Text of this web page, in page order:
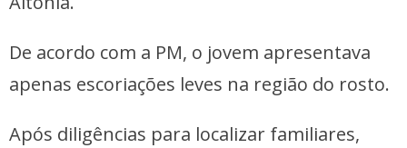
De acordo com a PM, o jovem apresentava
apenas escoriações leves na região do rosto.
Após diligências para localizar familiares,